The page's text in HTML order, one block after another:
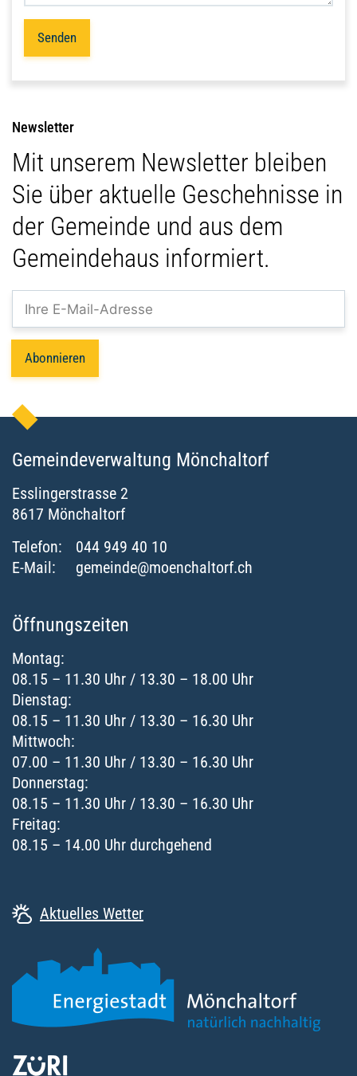
Senden
Newsletter
Mit unserem Newsletter bleiben
Sie über aktuelle Geschehnisse in
der Gemeinde und aus dem
Gemeindehaus informiert.
Abonnieren
Gemeindeverwaltung Mönchaltorf
Esslingerstrasse 2
8617 Mönchaltorf
Telefon:
044 949 40 10
E-Mail:
gemeinde@moenchaltorf.ch
Öffnungszeiten
Montag:
08.15 – 11.30 Uhr / 13.30 – 18.00 Uhr
Dienstag:
08.15 – 11.30 Uhr / 13.30 – 16.30 Uhr
Mittwoch:
07.00 – 11.30 Uhr / 13.30 – 16.30 Uhr
Donnerstag:
08.15 – 11.30 Uhr / 13.30 – 16.30 Uhr
Freitag:
08.15 – 14.00 Uhr durchgehend
Aktuelles Wetter